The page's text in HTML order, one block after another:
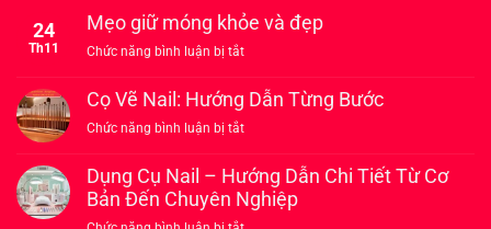
24
Th11
Mẹo giữ móng khỏe và đẹp
Chức năng bình luận bị tắtở
giữ
khỏe
đẹp
Cọ Vẽ Nail: Hướng Dẫn Từng Bước
Chức năng bình luận bị tắtở
Vẽ
Nail:
Hướng
Dụng Cụ Nail – Hướng Dẫn Chi Tiết Từ Cơ
Bản Đến Chuyên Nghiệp